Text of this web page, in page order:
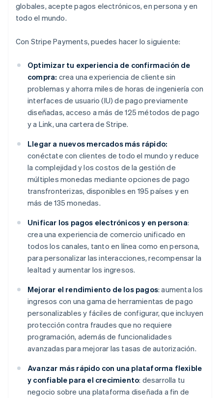
globales, acepte pagos electrónicos, en persona y en
todo el mundo.
Con Stripe Payments, puedes hacer lo siguiente:
Optimizar tu experiencia de confirmación de
compra: crea una experiencia de cliente sin
problemas y ahorra miles de horas de ingeniería con
interfaces de usuario (IU) de pago previamente
diseñadas, acceso a más de 125 métodos de pago
y a Link, una cartera de Stripe.
Llegar a nuevos mercados más rápido:
conéctate con clientes de todo el mundo y reduce
la complejidad y los costos de la gestión de
múltiples monedas mediante opciones de pago
transfronterizas, disponibles en 195 países y en
más de 135 monedas.
Unificar los pagos electrónicos y en persona:
crea una experiencia de comercio unificado en
todos los canales, tanto en línea como en persona,
para personalizar las interacciones, recompensar la
lealtad y aumentar los ingresos.
Mejorar el rendimiento de los pagos: aumenta los
ingresos con una gama de herramientas de pago
personalizables y fáciles de configurar, que incluyen
protección contra fraudes que no requiere
programación, además de funcionalidades
avanzadas para mejorar las tasas de autorización.
Avanzar más rápido con una plataforma flexible
y confiable para el crecimiento: desarrolla tu
negocio sobre una plataforma diseñada a fin de